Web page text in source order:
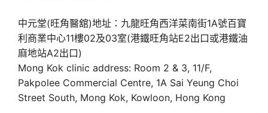
中元堂(旺角醫舘)地址：九龍旺角西洋菜南街1A號百寶
利商業中心11樓02及03室(港鐵旺角站E2出口或港鐵油
麻地站A2出口)
Mong Kok clinic address: Room 2 & 3, 11/F,
Pakpolee Commercial Centre, 1A Sai Yeung Choi
Street South, Mong Kok, Kowloon, Hong Kong